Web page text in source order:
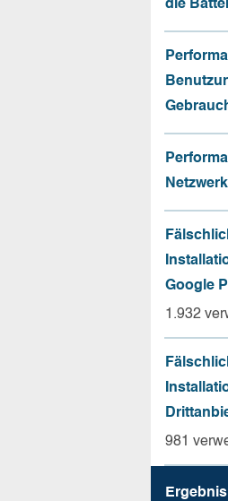
die
Google
1.932
981